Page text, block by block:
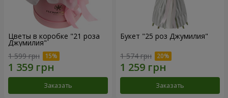
Цветы в коробке "21 роза
Джумилия"
1 599 грн
Заказать
Букет "25 роз Джумилия"
1 574 грн
Заказать